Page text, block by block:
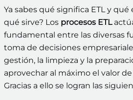
Ya sabes qué significa ETL y qué
qué sirve? Los procesos ETL
fundamental entre las diversas
toma de decisiones
gestión, la limpieza y la
aprovechar al máximo el valor
Gracias a ello se logran las